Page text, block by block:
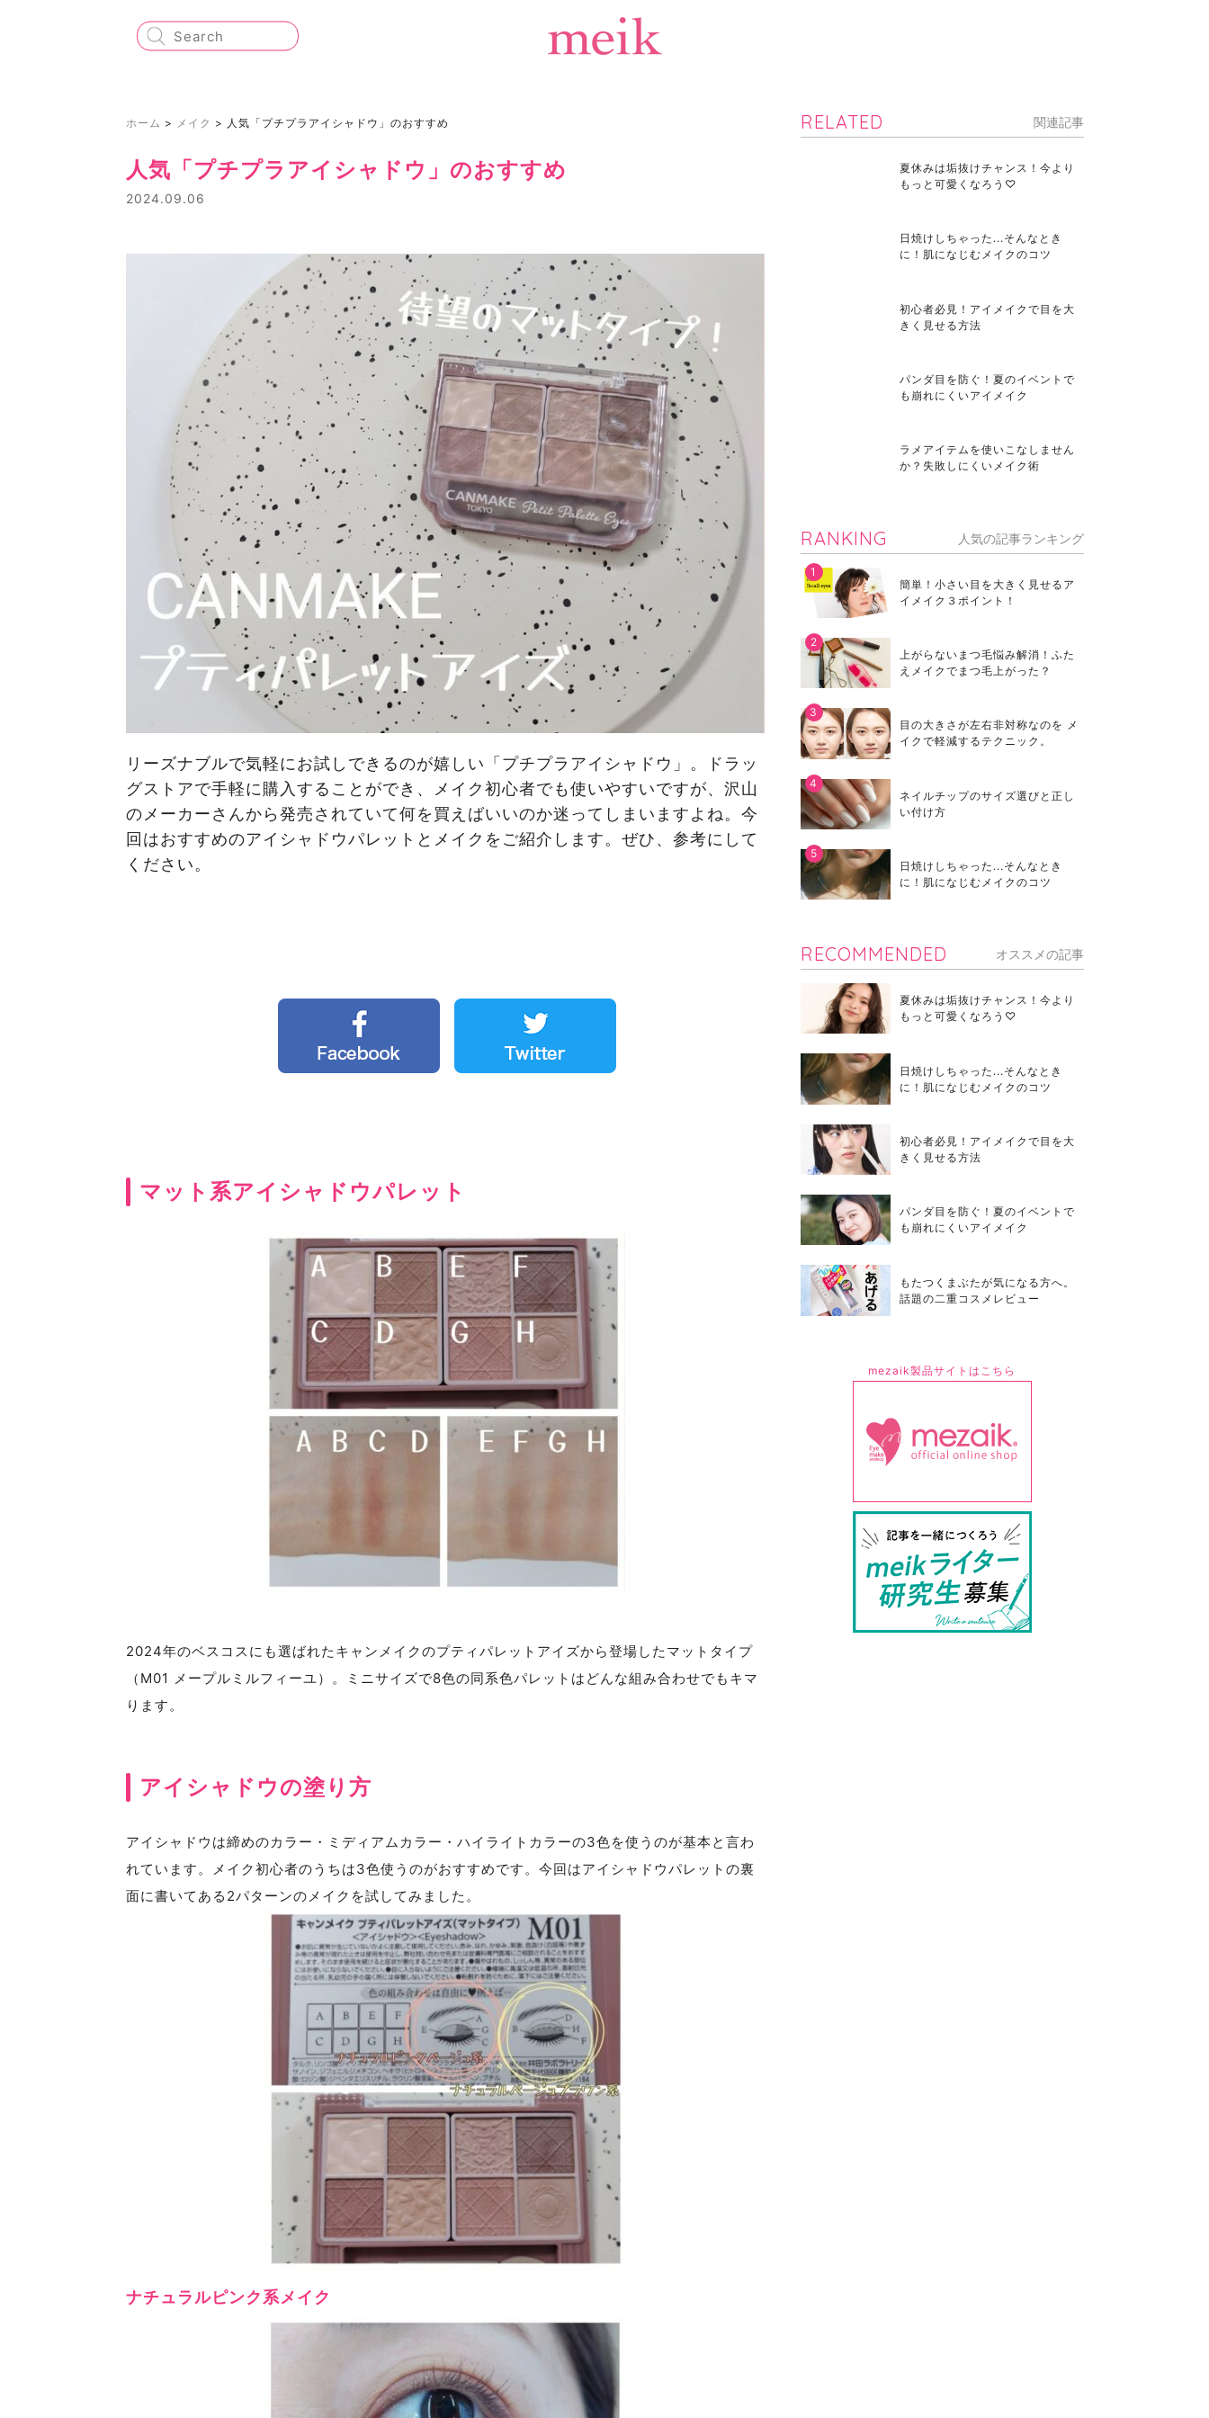
ホーム > メイク > 人気「プチプラアイシャドウ」のおすすめ
人気「プチプラアイシャドウ」のおすすめ
2024.09.06
リーズナブルで気軽にお試しできるのが嬉しい「プチプラアイシャドウ」。ドラッ
グストアで手軽に購入することができ、メイク初心者でも使いやすいですが、沢山
のメーカーさんから発売されていて何を買えばいいのか迷ってしまいますよね。今
回はおすすめのアイシャドウパレットとメイクをご紹介します。ぜひ、参考にして
ください。
マット系アイシャドウパレット
2024年のベスコスにも選ばれたキャンメイクのプティパレットアイズから登場したマットタイプ
（M01 メープルミルフィーユ）。ミニサイズで8色の同系色パレットはどんな組み合わせでもキマ
ります。
アイシャドウの塗り方
アイシャドウは締めのカラー・ミディアムカラー・ハイライトカラーの3色を使うのが基本と言わ
れています。メイク初心者のうちは3色使うのがおすすめです。今回はアイシャドウパレットの裏
面に書いてある2パターンのメイクを試してみました。
ナチュラルピンク系メイク
RELATED 関連記事
夏休みは垢抜けチャンス！今より
もっと可愛くなろう♡
日焼けしちゃった...そんなとき
に！肌になじむメイクのコツ
初心者必見！アイメイクで目を大
きく見せる方法
パンダ目を防ぐ！夏のイベントで
も崩れにくいアイメイク
ラメアイテムを使いこなしません
か？失敗しにくいメイク術
RANKING 人気の記事ランキング
簡単！小さい目を大きく見せるア
イメイク３ポイント！
上がらないまつ毛悩み解消！ふた
えメイクでまつ毛上がった？
目の大きさが左右非対称なのを メ
イクで軽減するテクニック。
ネイルチップのサイズ選びと正し
い付け方
日焼けしちゃった...そんなとき
に！肌になじむメイクのコツ
RECOMMENDED オススメの記事
夏休みは垢抜けチャンス！今より
もっと可愛くなろう♡
日焼けしちゃった...そんなとき
に！肌になじむメイクのコツ
初心者必見！アイメイクで目を大
きく見せる方法
パンダ目を防ぐ！夏のイベントで
も崩れにくいアイメイク
もたつくまぶたが気になる方へ。
話題の二重コスメレビュー
mezaik製品サイトはこちら